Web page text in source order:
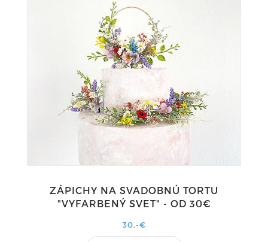
ZÁPICHY NA SVADOBNÚ TORTU
"VYFARBENÝ SVET" - OD 30€
30,-€